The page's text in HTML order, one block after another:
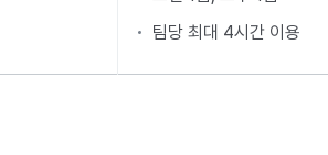
팀당 최대 4시간 이용